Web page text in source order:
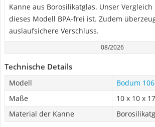
Kanne aus Borosilikatglas. Unser Vergleich
dieses Modell BPA-frei ist. Zudem
auslaufsichere Verschluss.
08/2026
Technische Details
Modell
Bodum
Maße
‎10 x 10 x
Material der Kanne